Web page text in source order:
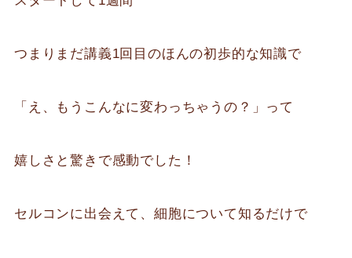
つまりまだ講義1回目のほんの初歩的な知識で
「え、もうこんなに変わっちゃうの？」って
嬉しさと驚きで感動でした！
セルコンに出会えて、細胞について知るだけで